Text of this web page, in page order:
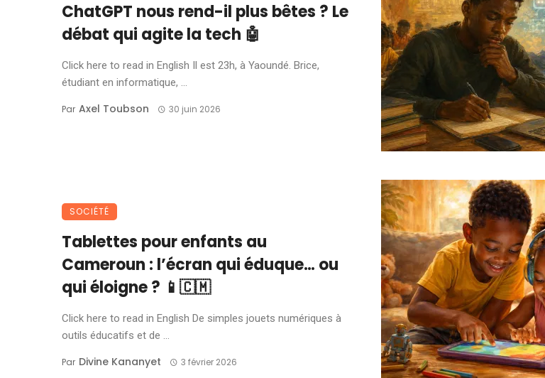
ChatGPT nous rend-il plus bêtes ? Le
débat qui agite la tech 🤖
Click here to read in English Il est 23h, à Yaoundé. Brice,
étudiant en informatique, ...
Par Axel Toubson 30 juin 2026
SOCIÉTÉ
Tablettes pour enfants au
Cameroun : l’écran qui éduque… ou
qui éloigne ? 📱🇨🇲
Click here to read in English De simples jouets numériques à
outils éducatifs et de ...
Par Divine Kananyet 3 février 2026